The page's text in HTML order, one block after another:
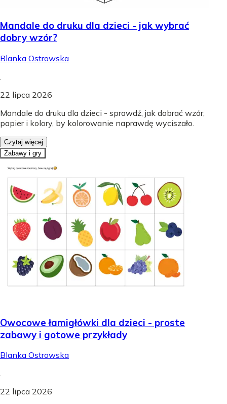
Mandale do druku dla dzieci - jak wybrać
dobry wzór?
Blanka Ostrowska
22 lipca 2026
Mandale do druku dla dzieci - sprawdź, jak dobrać wzór,
papier i kolory, by kolorowanie naprawdę wyciszało.
Czytaj więcej
Zabawy i gry
Owocowe łamigłówki dla dzieci - proste
zabawy i gotowe przykłady
Blanka Ostrowska
.
22 lipca 2026